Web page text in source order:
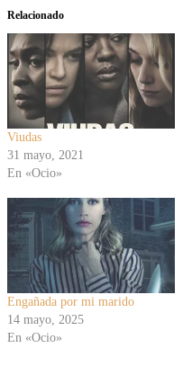
Relacionado
Viudas
31 mayo, 2021
En «Ocio»
Engañada por mi marido
14 mayo, 2025
En «Ocio»